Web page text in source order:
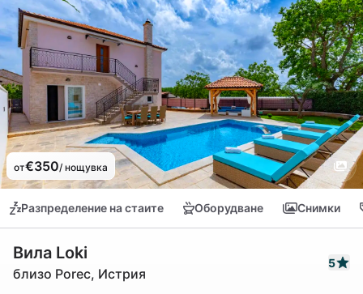
от€350/ нощувка
Разпределение на стаите Оборудване Снимки
Вила Loki
близо Porec, Истрия
5